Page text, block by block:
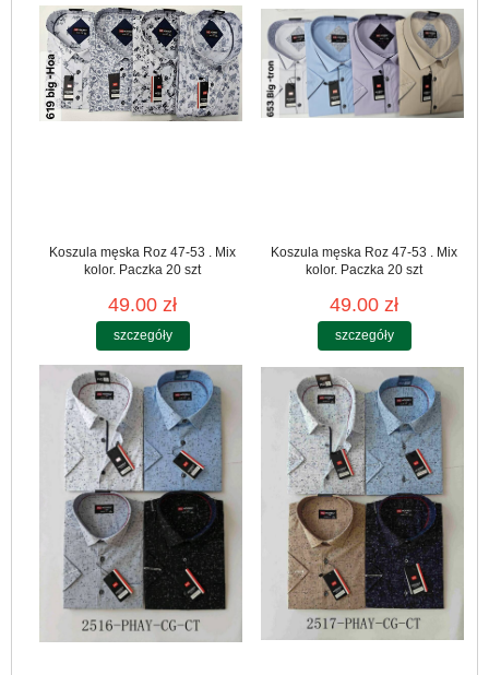
Koszula męska Roz 47-53 . Mix
kolor. Paczka 20 szt
49.00 zł
szczegóły
Koszula męska Roz 47-53 . Mix
kolor. Paczka 20 szt
49.00 zł
szczegóły